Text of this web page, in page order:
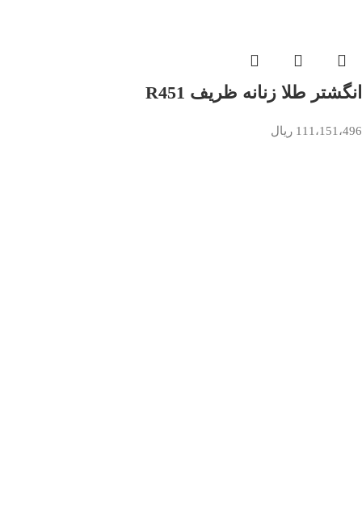
انگشتر طلا زنانه ظریف R451
111،151،496 ریال